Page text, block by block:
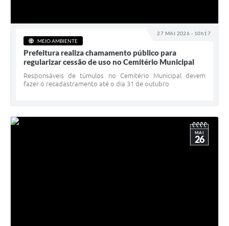
27 MAI 2026 - 10h17
MEIO AMBIENTE
Prefeitura realiza chamamento público para
regularizar cessão de uso no Cemitério Municipal
Responsáveis de túmulos no Cemitério Municipal devem
fazer o recadastramento até o dia 31 de outubro
MAI
26